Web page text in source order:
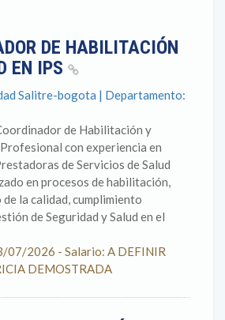
DE HABILITACIÓN
EN IPS
Salitre-bogota | Departamento:
de Habilitación y
con experiencia en
de Servicios de Salud
en procesos de habilitación,
la calidad, cumplimiento
de Seguridad y Salud en el
07/2026 - Salario: A DEFINIR
DEMOSTRADA